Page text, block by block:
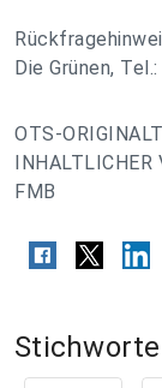
Die Grünen,
OTS-
INHALTLICHER
FMB
Stichworte